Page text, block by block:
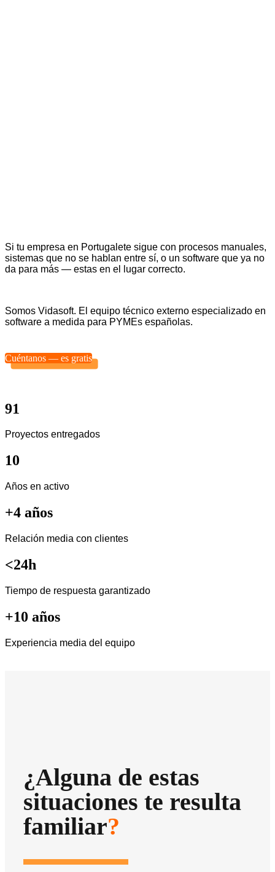
Si tu empresa en Portugalete sigue con procesos manuales,
sistemas que no se hablan entre sí, o un software que ya no
da para más — estas en el lugar correcto.
Somos Vidasoft. El equipo técnico externo especializado en
software a medida para PYMEs españolas.
Cuéntanos — es gratis
91
Proyectos entregados
10
Años en activo
+4 años
Relación media con clientes
<24h
Tiempo de respuesta garantizado
+10 años
Experiencia media del equipo
¿Alguna de estas
situaciones te resulta
familiar?